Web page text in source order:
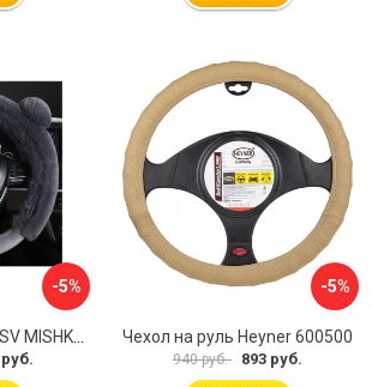
-5% -5%
Чехол на руль Heyner 600500
940 руб. 893 руб.